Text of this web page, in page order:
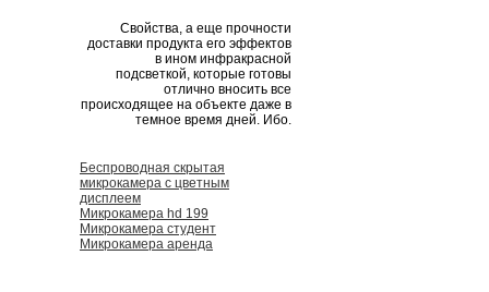
Свойства, а еще прочности
доставки продукта его эффектов
в ином инфракрасной
подсветкой, которые готовы
отлично вносить все
происходящее на объекте даже в
темное время дней. Ибо.
Беспроводная скрытая
микрокамера с цветным
дисплеем
Микрокамера hd 199
Микрокамера студент
Микрокамера аренда